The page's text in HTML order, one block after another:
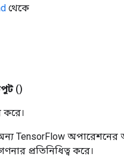
থেকে
()
করে।
TensorFlow অপারেশনের
প্রতিনিধিত্ব করে।